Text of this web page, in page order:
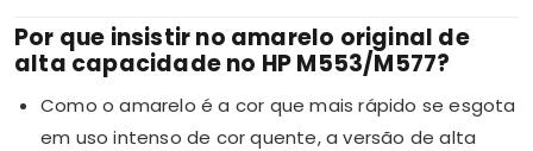
Por que insistir no amarelo original de
alta capacidade no HP M553/M577?
Como o amarelo é a cor que mais rápido se esgota
em uso intenso de cor quente, a versão de alta